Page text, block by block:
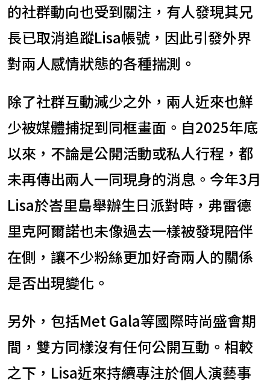
的社群動向也受到關注，有人發現其兄
長已取消追蹤Lisa帳號，因此引發外界
對兩人感情狀態的各種揣測。
除了社群互動減少之外，兩人近來也鮮
少被媒體捕捉到同框畫面。自2025年底
以來，不論是公開活動或私人行程，都
未再傳出兩人一同現身的消息。今年3月
Lisa於峇里島舉辦生日派對時，弗雷德
里克阿爾諾也未像過去一樣被發現陪伴
在側，讓不少粉絲更加好奇兩人的關係
是否出現變化。
另外，包括Met Gala等國際時尚盛會期
間，雙方同樣沒有任何公開互動。相較
之下，Lisa近來持續專注於個人演藝事